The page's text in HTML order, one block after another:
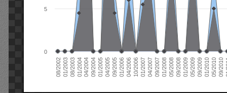
08/200201/200308/200301/200404/200409/200401/200504/200509/200501/200604/200610/200601/200704/200709/200701/200805/200809/200801/200905/200909/200901/201005/201009/2010
0
5